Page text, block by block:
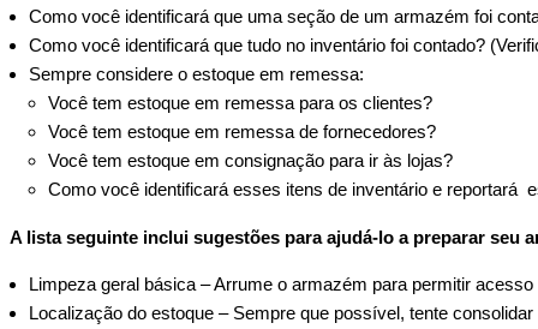
Como você identificará que uma seção de um armazém foi
Como você identificará que tudo no inventário foi contado?
Sempre considere o estoque em remessa:
Você tem estoque em remessa para os clientes?
Você tem estoque em remessa de fornecedores?
Você tem estoque em consignação para ir às lojas?
Como você identificará esses itens de inventário e reportará
A lista seguinte inclui sugestões para ajudá-lo a preparar seu
Limpeza geral básica – Arrume o armazém para permitir
Localização do estoque – Sempre que possível, tente